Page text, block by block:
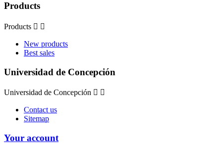
Products
Products  
New products
Best sales
Universidad de Concepción
Universidad de Concepción  
Contact us
Sitemap
Your account